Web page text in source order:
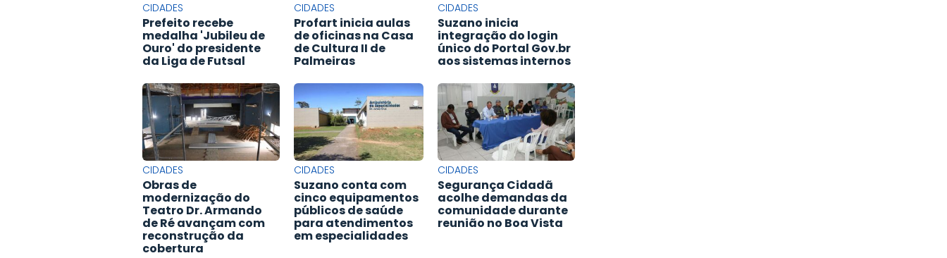
CIDADES
Prefeito recebe
medalha 'Jubileu de
Ouro' do presidente
da Liga de Futsal
CIDADES
Profart inicia aulas
de oficinas na Casa
de Cultura II de
Palmeiras
CIDADES
Suzano inicia
integração do login
único do Portal Gov.br
aos sistemas internos
CIDADES
Obras de
modernização do
Teatro Dr. Armando
de Ré avançam com
reconstrução da
cobertura
CIDADES
Suzano conta com
cinco equipamentos
públicos de saúde
para atendimentos
em especialidades
CIDADES
Segurança Cidadã
acolhe demandas da
comunidade durante
reunião no Boa Vista